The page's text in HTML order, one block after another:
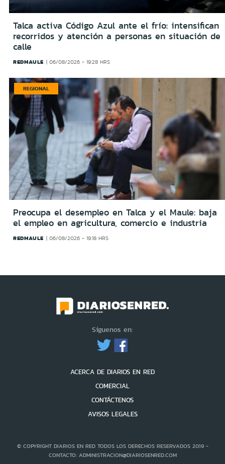
Talca activa Código Azul ante el frío: intensifican
recorridos y atención a personas en situación de
calle
REDMAULE 06/08/2026 - 19:28 HRS
REGIONAL
Preocupa el desempleo en Talca y el Maule: baja
el empleo en agricultura, comercio e industria
REDMAULE 06/08/2026 - 19:18 HRS
Síguenos en:
ACERCA DE DIARIOS EN RED
COMERCIAL
CONTÁCTENOS
AVISOS LEGALES
© COPYRIGHT DIARIOS EN RED TODOS LOS DERECHOS RESERVADOS 2019 -
CONTACTO: ADMINISTRACION@DIARIOSENRED.COM